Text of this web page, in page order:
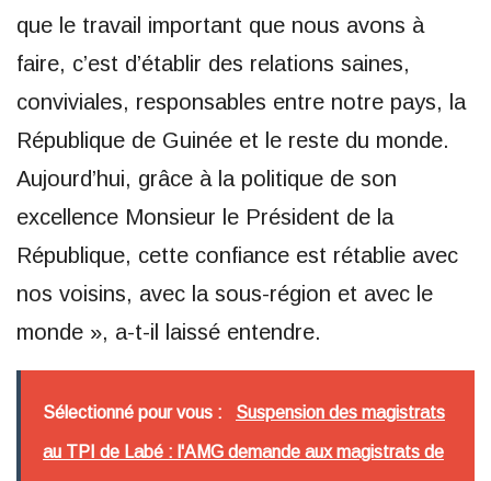
que le travail important que nous avons à
faire, c’est d’établir des relations saines,
conviviales, responsables entre notre pays, la
République de Guinée et le reste du monde.
Aujourd’hui, grâce à la politique de son
excellence Monsieur le Président de la
République, cette confiance est rétablie avec
nos voisins, avec la sous-région et avec le
monde », a-t-il laissé entendre.
Sélectionné pour vous : Suspension des magistrats
au TPI de Labé : l'AMG demande aux magistrats de